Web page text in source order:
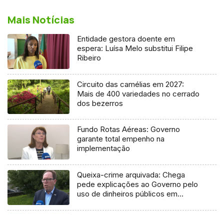
Mais Notícias
Entidade gestora doente em
espera: Luísa Melo substitui Filipe
Ribeiro
Circuito das camélias em 2027:
Mais de 400 variedades no cerrado
dos bezerros
Fundo Rotas Aéreas: Governo
garante total empenho na
implementação
Queixa-crime arquivada: Chega
pede explicações ao Governo pelo
uso de dinheiros públicos em